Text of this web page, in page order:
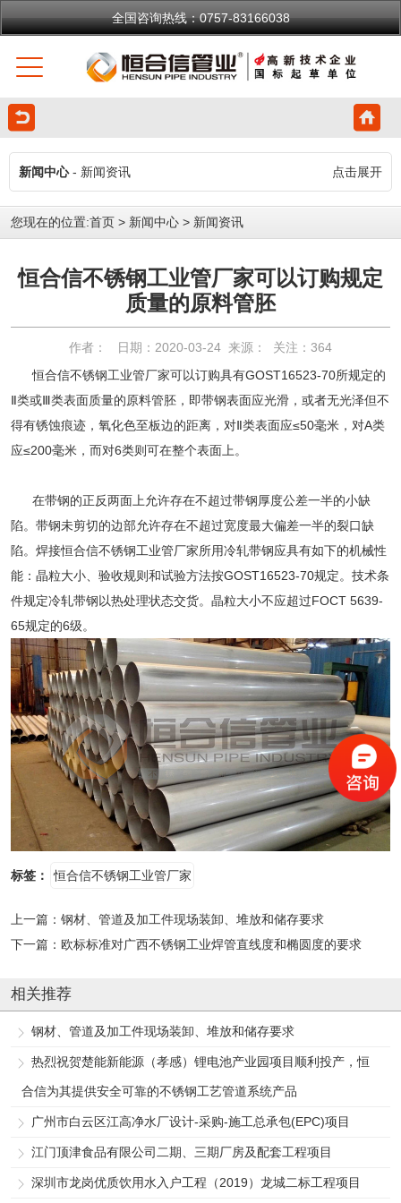
全国咨询热线：0757-83166038
新闻中心- 新闻资讯 点击展开
您现在的位置:首页 > 新闻中心 > 新闻资讯
恒合信不锈钢工业管厂家可以订购规定
质量的原料管胚
作者： 日期：2020-03-24 来源： 关注： 364
恒合信不锈钢工业管厂家可以订购具有GOST16523-70所规定的
Ⅱ类或Ⅲ类表面质量的原料管胚，即带钢表面应光滑，或者无光泽但不
得有锈蚀痕迹，氧化色至板边的距离，对Ⅱ类表面应≤50毫米，对A类
应≤200毫米，而对6类则可在整个表面上。
在带钢的正反两面上允许存在不超过带钢厚度公差一半的小缺
陷。带钢未剪切的边部允许存在不超过宽度最大偏差一半的裂口缺
陷。焊接恒合信不锈钢工业管厂家所用冷轧带钢应具有如下的机械性
能：晶粒大小、验收规则和试验方法按GOST16523-70规定。技术条
件规定冷轧带钢以热处理状态交货。晶粒大小不应超过FOCT 5639-
65规定的6级。
标签： 恒合信不锈钢工业管厂家
上一篇： 钢材、管道及加工件现场装卸、堆放和储存要求
下一篇： 欧标标准对广西不锈钢工业焊管直线度和椭圆度的要求
相关推荐
钢材、管道及加工件现场装卸、堆放和储存要求
热烈祝贺楚能新能源（孝感）锂电池产业园项目顺利投产，恒
合信为其提供安全可靠的不锈钢工艺管道系统产品
广州市白云区江高净水厂设计-采购-施工总承包(EPC)项目
江门顶津食品有限公司二期、三期厂房及配套工程项目
深圳市龙岗优质饮用水入户工程（2019）龙城二标工程项目